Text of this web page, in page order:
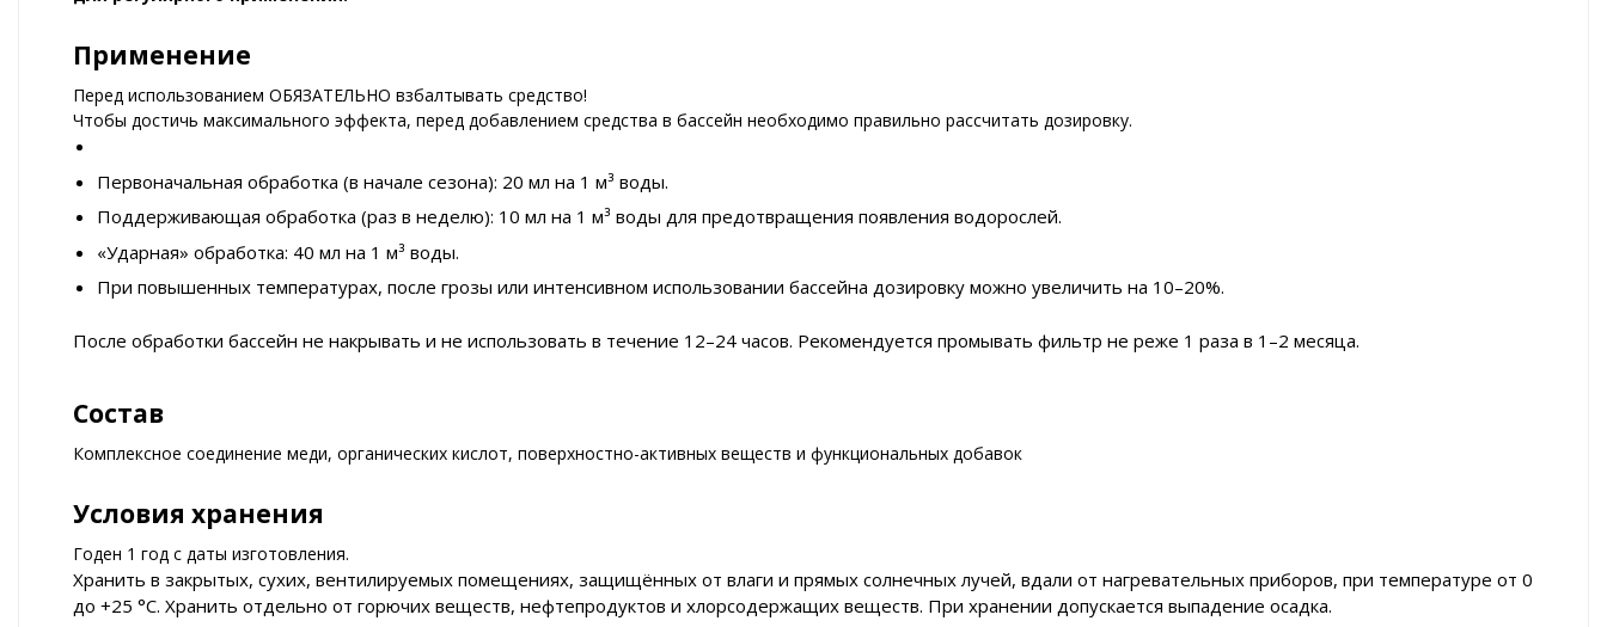
Применение
Перед использованием ОБЯЗАТЕЛЬНО взбалтывать средство!
Чтобы достичь максимального эффекта, перед добавлением средства в бассейн необходимо правильно рассчитать дозировку.
Первоначальная обработка (в начале сезона): 20 мл на 1 м³ воды.
Поддерживающая обработка (раз в неделю): 10 мл на 1 м³ воды для предотвращения появления водорослей.
«Ударная» обработка: 40 мл на 1 м³ воды.
При повышенных температурах, после грозы или интенсивном использовании бассейна дозировку можно увеличить на 10–20%.
После обработки бассейн не накрывать и не использовать в течение 12–24 часов. Рекомендуется промывать фильтр не реже 1 раза в 1–2 месяца.
Состав
Комплексное соединение меди, органических кислот, поверхностно-активных веществ и функциональных добавок
Условия хранения
Годен 1 год с даты изготовления.
Хранить в закрытых, сухих, вентилируемых помещениях, защищённых от влаги и прямых солнечных лучей, вдали от нагревательных приборов, при температуре от 0
до +25 °С. Хранить отдельно от горючих веществ, нефтепродуктов и хлорсодержащих веществ. При хранении допускается выпадение осадка.